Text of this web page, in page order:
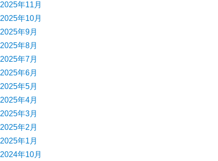
2025年11月
2025年10月
2025年9月
2025年8月
2025年7月
2025年6月
2025年5月
2025年4月
2025年3月
2025年2月
2025年1月
2024年10月